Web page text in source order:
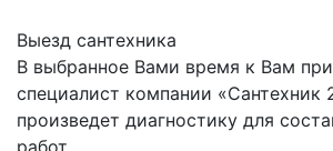
Выезд сантехника
В выбранное Вами время к Вам
специалист компании «Сантехник
произведет диагностику для
работ.